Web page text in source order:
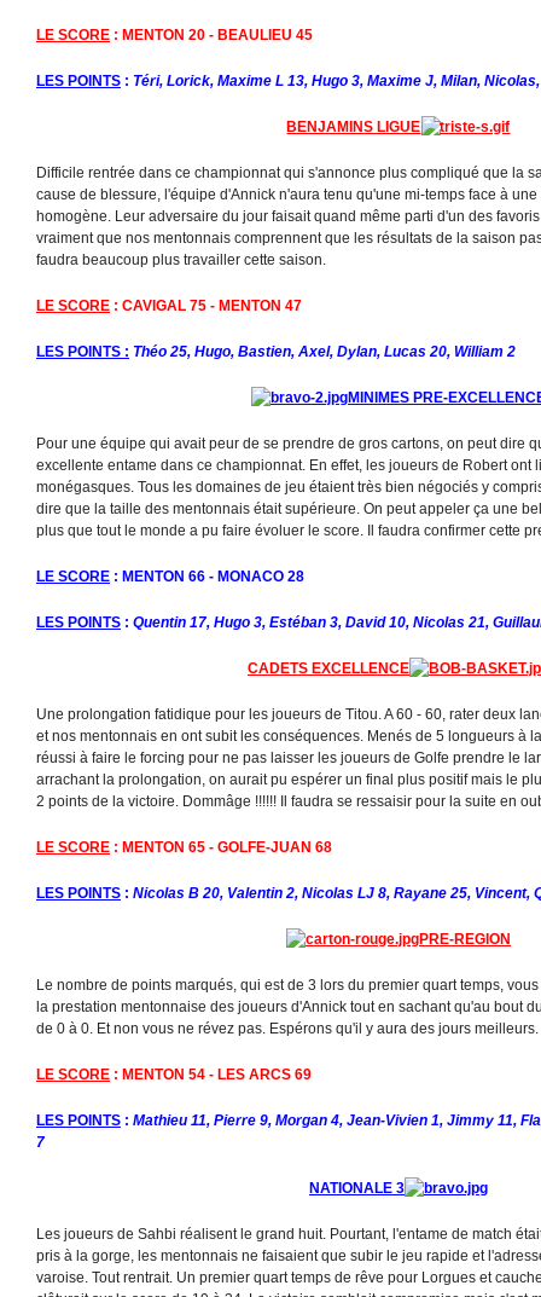
LE SCORE : MENTON 20 - BEAULIEU 45
LES POINTS : Téri, Lorick, Maxime L 13, Hugo 3, Maxime J, Milan,
BENJAMINS LIGUE
Difficile rentrée dans ce championnat qui s'annonce plus compliqué que la
cause de blessure, l'équipe d'Annick n'aura tenu qu'une mi-temps face à
homogène. Leur adversaire du jour faisait quand même parti d'un des
vraiment que nos mentonnais comprennent que les résultats de la saison
faudra beaucoup plus travailler cette saison.
LE SCORE : CAVIGAL 75 - MENTON 47
LES POINTS : Théo 25, Hugo, Bastien, Axel, Dylan, Lucas 20, William 2
MINIMES PRE-
Pour une équipe qui avait peur de se prendre de gros cartons, on peut dire
excellente entame dans ce championnat. En effet, les joueurs de Robert ont
monégasques. Tous les domaines de jeu étaient très bien négociés y
dire que la taille des mentonnais était supérieure. On peut appeler ça une
plus que tout le monde a pu faire évoluer le score. Il faudra confirmer cette
LE SCORE : MENTON 66 - MONACO 28
LES POINTS : Quentin 17, Hugo 3, Estéban 3, David 10, Nicolas 21,
CADETS EXCELLENCE
Une prolongation fatidique pour les joueurs de Titou. A 60 - 60, rater deux
et nos mentonnais en ont subit les conséquences. Menés de 5 longueurs à
réussi à faire le forcing pour ne pas laisser les joueurs de Golfe prendre le
arrachant la prolongation, on aurait pu espérer un final plus positif mais le
2 points de la victoire. Dommâge !!!!!! Il faudra se ressaisir pour la suite en
LE SCORE : MENTON 65 - GOLFE-JUAN 68
LES POINTS : Nicolas B 20, Valentin 2, Nicolas LJ 8, Rayane 25, Vincent,
PRE-REGION
Le nombre de points marqués, qui est de 3 lors du premier quart temps,
la prestation mentonnaise des joueurs d'Annick tout en sachant qu'au bout
de 0 à 0. Et non vous ne révez pas. Espérons qu'il y aura des jours
LE SCORE : MENTON 54 - LES ARCS 69
LES POINTS : Mathieu 11, Pierre 9, Morgan 4, Jean-Vivien 1, Jimmy 11,
7
NATIONALE 3
Les joueurs de Sahbi réalisent le grand huit. Pourtant, l'entame de match
pris à la gorge, les mentonnais ne faisaient que subir le jeu rapide et
varoise. Tout rentrait. Un premier quart temps de rêve pour Lorgues et